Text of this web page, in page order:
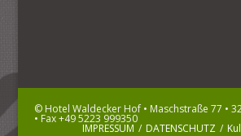
© Hotel Waldecker Hof • Maschstraße 77 •
• Fax +49 5223 999350
IMPRESSUM / DATENSCHUTZ /